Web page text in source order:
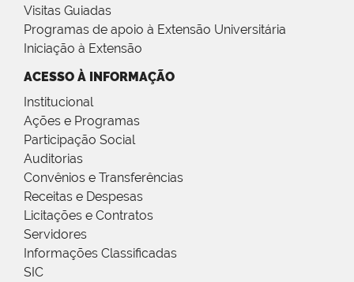
Visitas Guiadas
Programas de apoio à Extensão Universitária
Iniciação à Extensão
ACESSO À INFORMAÇÃO
Institucional
Ações e Programas
Participação Social
Auditorias
Convênios e Transferências
Receitas e Despesas
Licitações e Contratos
Servidores
Informações Classificadas
SIC